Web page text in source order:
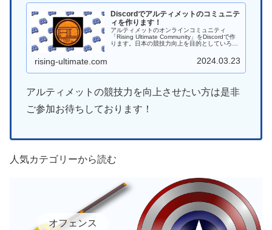
Discordでアルティメットのコミュニテ
ィを作ります！
アルティメットのオンラインコミュニティ
「Rising Ultimate Community」をDiscordで作
ります。日本の競技力向上を目的としていろん
rising-ultimate.com 2024.03.23
アルティメットの競技力を向上させたい方は是非
ご参加お待ちしております！
人気カテゴリーから読む
オフェンス